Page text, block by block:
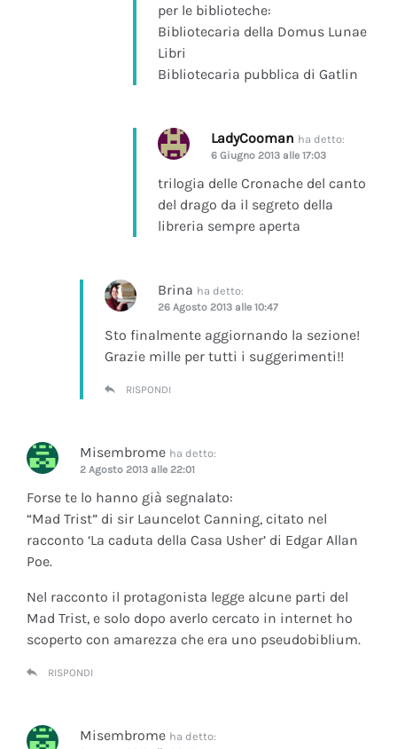
per le biblioteche:
Bibliotecaria della Domus Lunae
Libri
Bibliotecaria pubblica di Gatlin
LadyCooman ha detto:
6 Giugno 2013 alle 17:03
trilogia delle Cronache del canto
del drago da il segreto della
libreria sempre aperta
Brina ha detto:
26 Agosto 2013 alle 10:47
Sto finalmente aggiornando la sezione!
Grazie mille per tutti i suggerimenti!!
RISPONDI
Misembrome ha detto:
2 Agosto 2013 alle 22:01
Forse te lo hanno già segnalato:
“Mad Trist” di sir Launcelot Canning, citato nel
racconto ‘La caduta della Casa Usher’ di Edgar Allan
Poe.
Nel racconto il protagonista legge alcune parti del
Mad Trist, e solo dopo averlo cercato in internet ho
scoperto con amarezza che era uno pseudobiblium.
RISPONDI
Misembrome ha detto: